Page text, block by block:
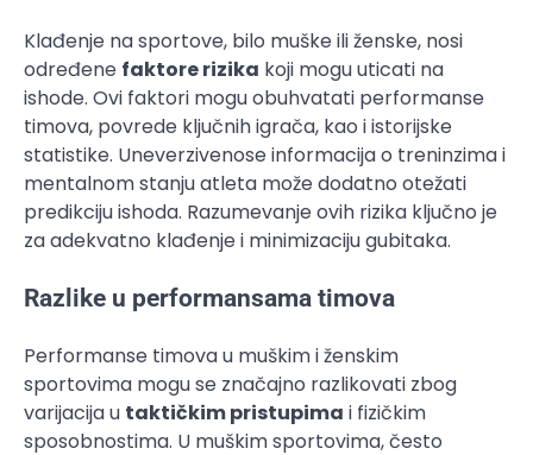
Klađenje na sportove, bilo muške ili ženske, nosi
određene faktore rizika koji mogu uticati na
ishode. Ovi faktori mogu obuhvatati performanse
timova, povrede ključnih igrača, kao i istorijske
statistike. Uneverzivenose informacija o treninzima i
mentalnom stanju atleta može dodatno otežati
predikciju ishoda. Razumevanje ovih rizika ključno je
za adekvatno klađenje i minimizaciju gubitaka.
Razlike u performansama timova
Performanse timova u muškim i ženskim
sportovima mogu se značajno razlikovati zbog
varijacija u taktičkim pristupima i fizičkim
sposobnostima. U muškim sportovima, često